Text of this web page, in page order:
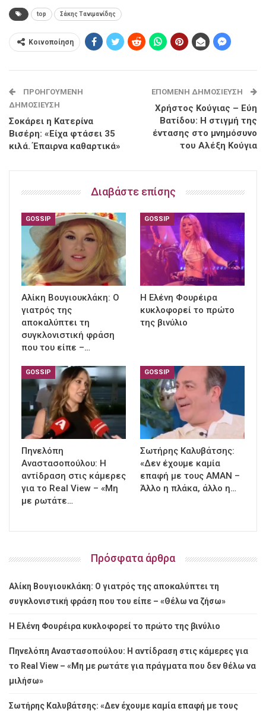
top Σάκης Τανιμανίδης
Κοινοποίηση
ΠΡΟΗΓΟΎΜΕΝΗ
ΔΗΜΟΣΊΕΥΣΗ
Σοκάρει η Κατερίνα
Βισέρη: «Είχα φτάσει 35
κιλά. Έπαιρνα καθαρτικά»
ΕΠΌΜΕΝΗ ΔΗΜΟΣΊΕΥΣΗ
Χρήστος Κούγιας – Εύη
Βατίδου: Η στιγμή της
έντασης στο μνημόσυνο
του Αλέξη Κούγια
Διαβάστε επίσης
GOSSIP
Αλίκη Βουγιουκλάκη: Ο
γιατρός της
αποκαλύπτει τη
συγκλονιστική φράση
που του είπε –…
GOSSIP
Η Ελένη Φουρέιρα
κυκλοφορεί το πρώτο
της βινύλιο
GOSSIP
Πηνελόπη
Αναστασοπούλου: Η
αντίδραση στις κάμερες
για το Real View – «Μη
με ρωτάτε…
GOSSIP
Σωτήρης Καλυβάτσης:
«Δεν έχουμε καμία
επαφή με τους ΑΜΑΝ –
Άλλο η πλάκα, άλλο η…
Πρόσφατα άρθρα
Αλίκη Βουγιουκλάκη: Ο γιατρός της αποκαλύπτει τη
συγκλονιστική φράση που του είπε – «Θέλω να ζήσω»
Η Ελένη Φουρέιρα κυκλοφορεί το πρώτο της βινύλιο
Πηνελόπη Αναστασοπούλου: Η αντίδραση στις κάμερες για
το Real View – «Μη με ρωτάτε για πράγματα που δεν θέλω να
μιλήσω»
Σωτήρης Καλυβάτσης: «Δεν έχουμε καμία επαφή με τους